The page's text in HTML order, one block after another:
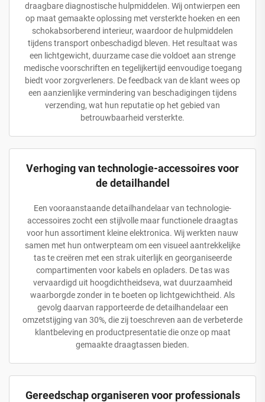
draagbare diagnostische hulpmiddelen. Wij ontwierpen een
op maat gemaakte oplossing met versterkte hoeken en een
schokabsorberend interieur, waardoor de hulpmiddelen
tijdens transport onbeschadigd bleven. Het resultaat was
een lichtgewicht, duurzame case die voldoet aan strenge
medische voorschriften en tegelijkertijd eenvoudige toegang
biedt voor zorgverleners. De feedback van de klant wees op
een aanzienlijke vermindering van beschadigingen tijdens
verzending, wat hun reputatie op het gebied van
betrouwbaarheid versterkte.
Verhoging van technologie-accessoires voor
de detailhandel
Een vooraanstaande detailhandelaar van technologie-
accessoires zocht een stijlvolle maar functionele draagtas
voor hun assortiment kleine elektronica. Wij werkten nauw
samen met hun ontwerpteam om een visueel aantrekkelijke
tas te creëren met een strak uiterlijk en georganiseerde
compartimenten voor kabels en opladers. De tas was
vervaardigd uit hoogdichtheidseva, wat duurzaamheid
waarborgde zonder in te boeten op lichtgewichtheid. Als
gevolg daarvan rapporteerde de detailhandelaar een
omzetstijging van 30%, die zij toeschreven aan de verbeterde
klantbeleving en productpresentatie die onze op maat
gemaakte draagtassen bieden.
Gereedschap organiseren voor professionals